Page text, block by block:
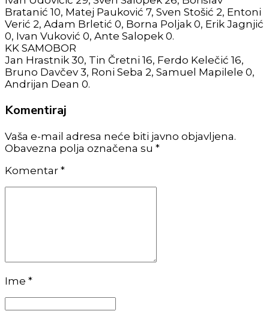
Bratanić 10, Matej Pauković 7, Sven Stošić 2, Entoni
Verić 2, Adam Brletić 0, Borna Poljak 0, Erik Jagnjić
0, Ivan Vuković 0, Ante Salopek 0.
KK SAMOBOR
Jan Hrastnik 30, Tin Čretni 16, Ferdo Kelečić 16,
Bruno Davčev 3, Roni Seba 2, Samuel Mapilele 0,
Andrijan Dean 0.
Komentiraj
Vaša e-mail adresa neće biti javno objavljena.
Obavezna polja označena su *
Komentar *
Ime *